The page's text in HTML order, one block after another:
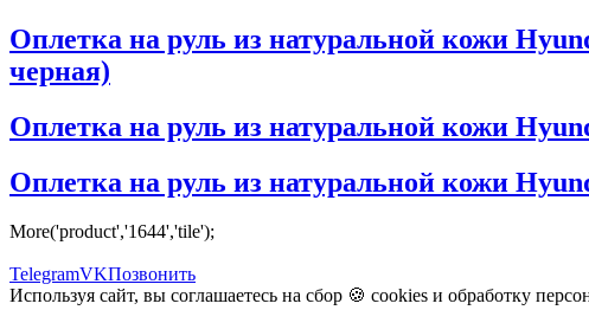
Оплетка на руль из натуральной кожи
черная)
Оплетка на руль из натуральной кожи
Оплетка на руль из натуральной кожи
More('product','1644','tile');
TelegramVKПозвонить
Используя сайт, вы соглашаетесь на сбор 🍪 cookies и обработку